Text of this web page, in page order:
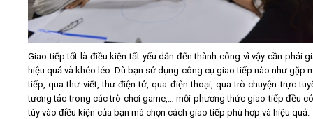
Giao tiếp tốt là điều kiện tất yếu dẫn đến thành công vì vậy cần phải
hiệu quả và khéo léo. Dù bạn sử dụng công cụ giao tiếp nào như gặp
tiếp, qua thư viết, thư điện tử, qua điện thoại, qua trò chuyện trực
tương tác trong các trò chơi game,… mỗi phương thức giao tiếp đều
tùy vào điều kiện của bạn mà chọn cách giao tiếp phù hợp và hiệu quả.